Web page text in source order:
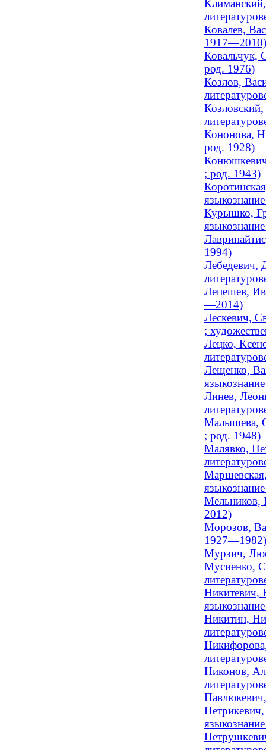
Ковалев,
1917—2010)
Ковальчук,
род. 1976)
Козлов,
Кононова,
род. 1928)
; род. 1943)
Курышко,
1994)
Лебедевич,
Лепешев,
—2014)
Лескевич,
;
Лецко,
Лещенко,
Линев,
Малышева,
; род. 1948)
Малявко,
Мельников,
2012)
Морозов,
1927—1982)
Мурзич,
Мусиенко,
Никитевич,
Никитин,
Никонов,